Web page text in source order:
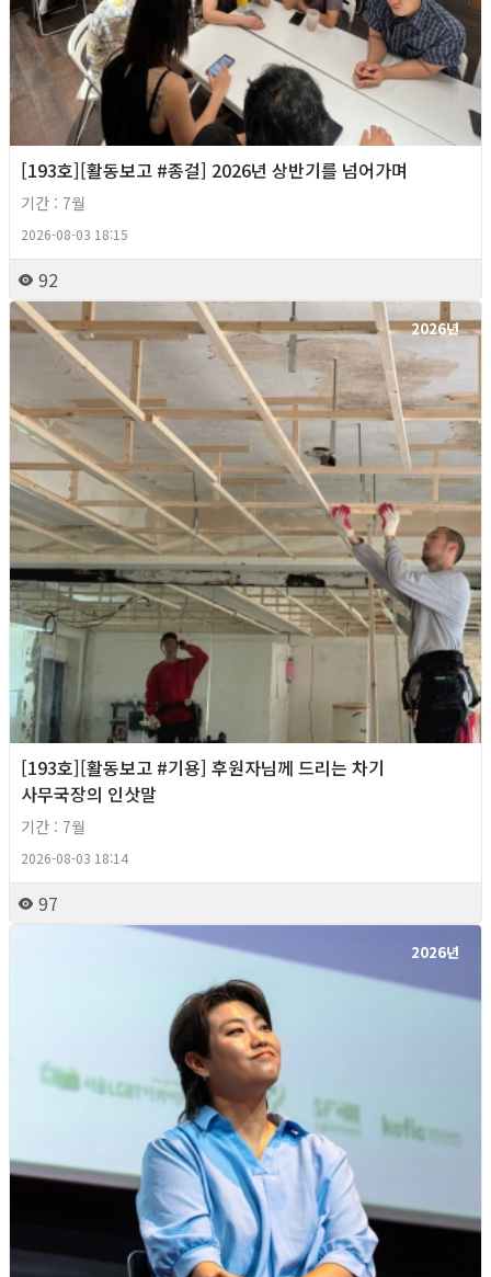
[193호][활동보고 #종걸] 2026년 상반기를 넘어가며
기간 : 7월
2026-08-03 18:15
92
2026년
[193호][활동보고 #기용] 후원자님께 드리는 차기
사무국장의 인삿말
기간 : 7월
2026-08-03 18:14
97
2026년